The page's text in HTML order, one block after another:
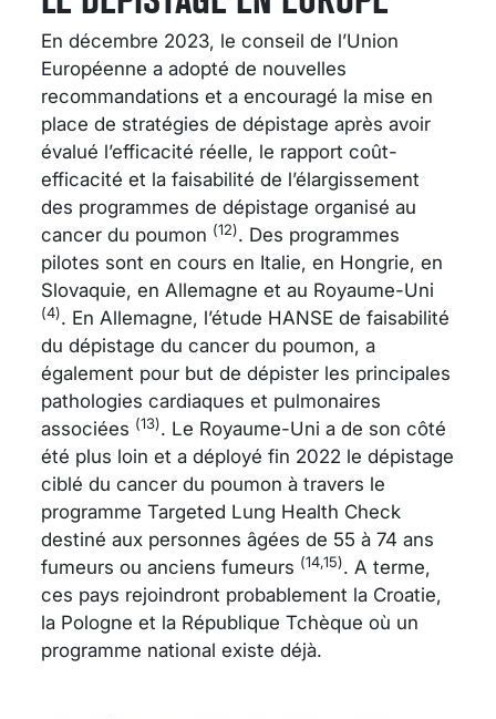
En décembre 2023, le conseil de l’Union
Européenne a adopté de nouvelles
recommandations et a encouragé la mise en
place de stratégies de dépistage après avoir
évalué l’efficacité réelle, le rapport coût-
efficacité et la faisabilité de l’élargissement
des programmes de dépistage organisé au
cancer du poumon (12). Des programmes
pilotes sont en cours en Italie, en Hongrie, en
Slovaquie, en Allemagne et au Royaume-Uni
(4). En Allemagne, l’étude HANSE de faisabilité
du dépistage du cancer du poumon, a
également pour but de dépister les principales
pathologies cardiaques et pulmonaires
associées (13). Le Royaume-Uni a de son côté
été plus loin et a déployé fin 2022 le dépistage
ciblé du cancer du poumon à travers le
programme Targeted Lung Health Check
destiné aux personnes âgées de 55 à 74 ans
fumeurs ou anciens fumeurs (14,15). A terme,
ces pays rejoindront probablement la Croatie,
la Pologne et la République Tchèque où un
programme national existe déjà.